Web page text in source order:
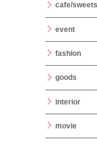
cafe/sweets
event
fashion
goods
interior
movie